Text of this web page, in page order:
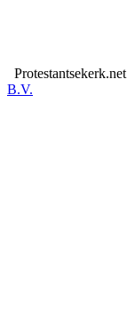
B.V.